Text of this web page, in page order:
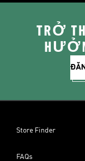
TRỞ
Store Finder
FAQs